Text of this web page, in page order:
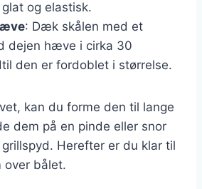
og elastisk.
: Dæk skålen med et
dejen hæve i cirka 30
den er fordoblet i størrelse.
kan du forme den til lange
dem på en pinde eller snor
Herefter er du klar til
over bålet.